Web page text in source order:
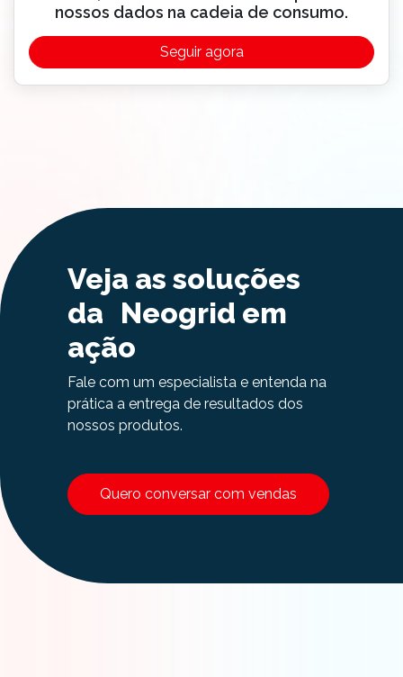
nossos dados na cadeia de consumo.
Seguir agora
Veja as soluções
da Neogrid em
ação
Fale com um especialista e entenda na
prática a entrega de resultados dos
nossos produtos.
Quero conversar com vendas